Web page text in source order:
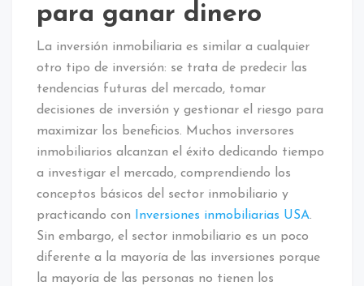
para ganar dinero
La inversión inmobiliaria es similar a cualquier
otro tipo de inversión: se trata de predecir las
tendencias futuras del mercado, tomar
decisiones de inversión y gestionar el riesgo para
maximizar los beneficios. Muchos inversores
inmobiliarios alcanzan el éxito dedicando tiempo
a investigar el mercado, comprendiendo los
conceptos básicos del sector inmobiliario y
practicando con
Inversiones inmobiliarias USA.
Sin embargo, el sector inmobiliario es un poco
diferente a la mayoría de las inversiones porque
la mayoría de las personas no tienen los